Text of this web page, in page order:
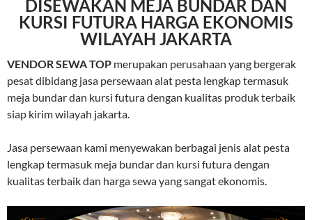
DISEWAKAN MEJA BUNDAR DAN
KURSI FUTURA HARGA EKONOMIS
WILAYAH JAKARTA
VENDOR SEWA TOP merupakan perusahaan yang bergerak
pesat dibidang jasa persewaan alat pesta lengkap termasuk
meja bundar dan kursi futura dengan kualitas produk terbaik
siap kirim wilayah jakarta.
Jasa persewaan kami menyewakan berbagai jenis alat pesta
lengkap termasuk meja bundar dan kursi futura dengan
kualitas terbaik dan harga sewa yang sangat ekonomis.